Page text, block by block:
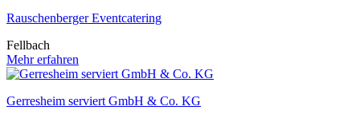
Rauschenberger Eventcatering
Fellbach
Mehr erfahren
Gerresheim serviert GmbH & Co. KG